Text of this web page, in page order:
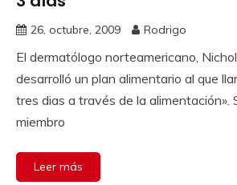
26, octubre, 2009 Rodrigo
El dermatólogo norteamericano,
desarrolló un plan alimentario al que
tres dias a través de la alimentación».
miembro
Leer más